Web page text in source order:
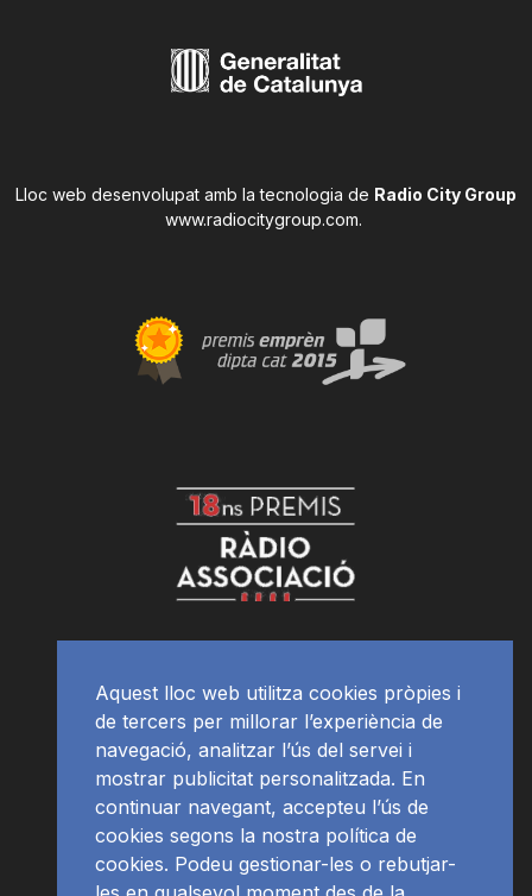
Lloc web desenvolupat amb la tecnologia de Radio City Group
www.radiocitygroup.com.
Aquest lloc web utilitza cookies pròpies i
de tercers per millorar l’experiència de
navegació, analitzar l’ús del servei i
mostrar publicitat personalitzada. En
continuar navegant, accepteu l’ús de
cookies segons la nostra política de
cookies. Podeu gestionar-les o rebutjar-